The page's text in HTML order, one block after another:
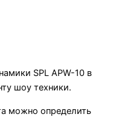
SPL APW-10 в
шоу техники.
можно определить